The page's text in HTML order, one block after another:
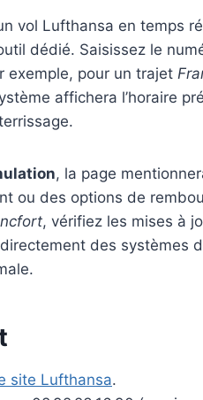
vol Lufthansa en temps
dédié. Saisissez le
exemple, pour un trajet
affichera l’horaire
, la page
ou des options de
, vérifiez les mises à
des systèmes
site Lufthansa.